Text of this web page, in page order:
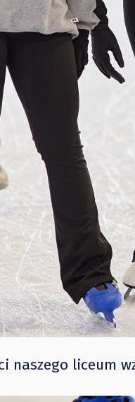
naszego liceum